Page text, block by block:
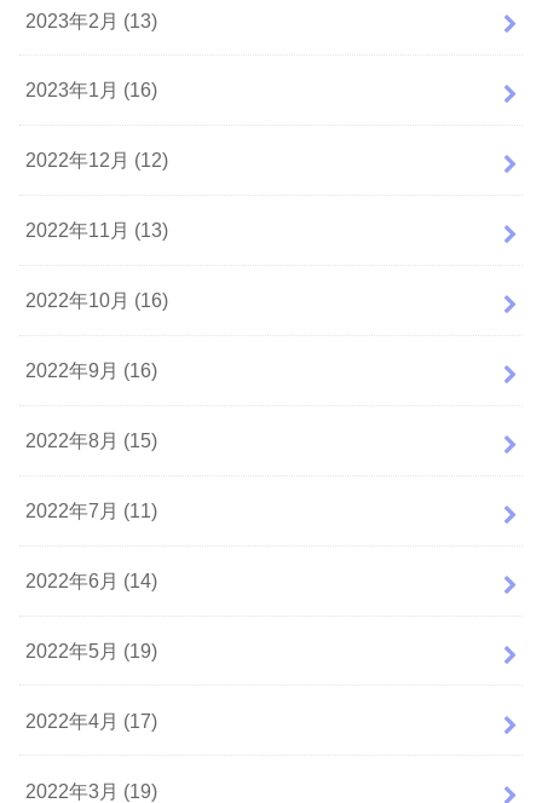
2023年2月 (13)
2023年1月 (16)
2022年12月 (12)
2022年11月 (13)
2022年10月 (16)
2022年9月 (16)
2022年8月 (15)
2022年7月 (11)
2022年6月 (14)
2022年5月 (19)
2022年4月 (17)
2022年3月 (19)